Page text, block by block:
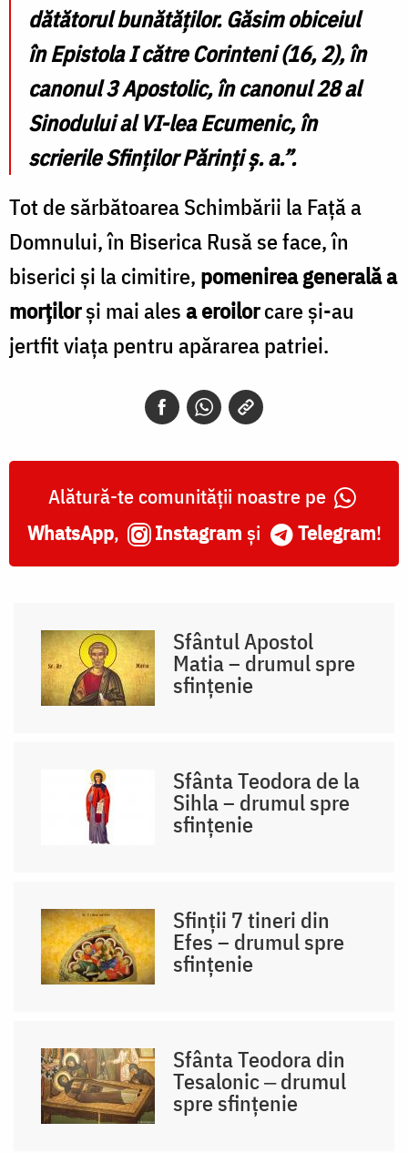
dătătorul bunătăţilor. Găsim obiceiul
în Epistola I către Corinteni (16, 2), în
canonul 3 Apostolic, în canonul 28 al
Sinodului al VI-lea Ecumenic, în
scrierile Sfinţilor Părinţi ş. a.”.
Tot de sărbătoarea Schimbării la Faţă a
Domnului, în Biserica Rusă se face, în
biserici şi la cimitire, pomenirea generală a
morţilorşi mai alesa eroilorcare și-au
jertfit viața pentru apărarea patriei.
Alătură-te comunității noastre pe
WhatsApp, Instagram și Telegram!
Sfântul Apostol
Matia – drumul spre
sfințenie
Sfânta Teodora de la
Sihla – drumul spre
sfințenie
Sfinții 7 tineri din
Efes – drumul spre
sfințenie
Sfânta Teodora din
Tesalonic ‒ drumul
spre sfințenie